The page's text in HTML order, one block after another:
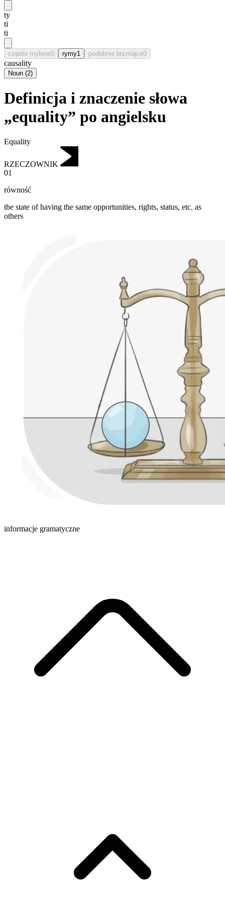
ty
ti
ti
często mylone0 rymy1 podobnie brzmiące0
causality
Noun (2)
Definicja i znaczenie słowa
„equality” po angielsku
Equality
RZECZOWNIK
01
równość
the state of having the same opportunities, rights, status, etc. as
others
informacje gramatyczne